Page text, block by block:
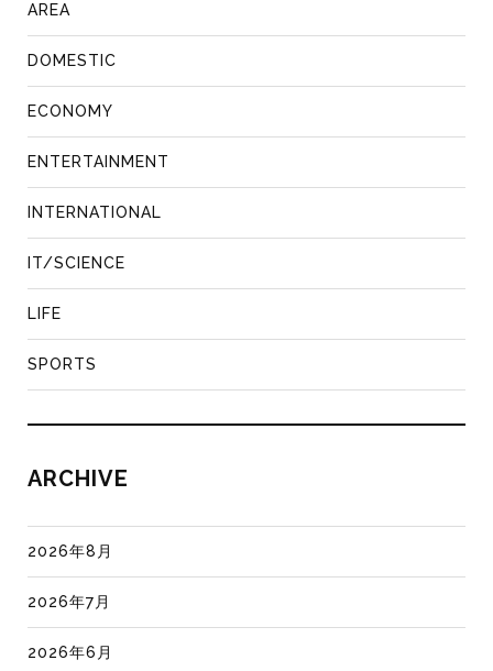
AREA
DOMESTIC
ECONOMY
ENTERTAINMENT
INTERNATIONAL
IT/SCIENCE
LIFE
SPORTS
ARCHIVE
2026年8月
2026年7月
2026年6月